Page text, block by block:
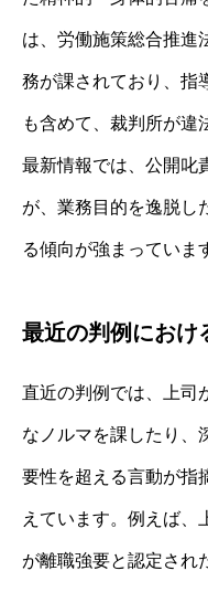
は、労働施策総合推進
務が課されており、指
も含めて、裁判所が違
最新情報では、公開叱
が、業務目的を逸脱し
る傾向が強まっていま
最近の判例におけ
直近の判例では、上司
なノルマを課したり、
要性を超える言動が指
えています。例えば、
が離職強要と認定され